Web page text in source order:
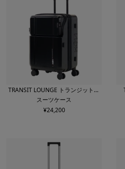
TRANSIT LOUNGE トランジットラ
ウンジ
スーツケース
¥24,200